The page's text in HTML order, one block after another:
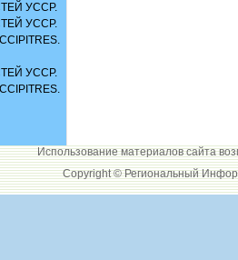
УССР.
УССР.
УССР.
Использование материалов сайта
Copyright © Региональный